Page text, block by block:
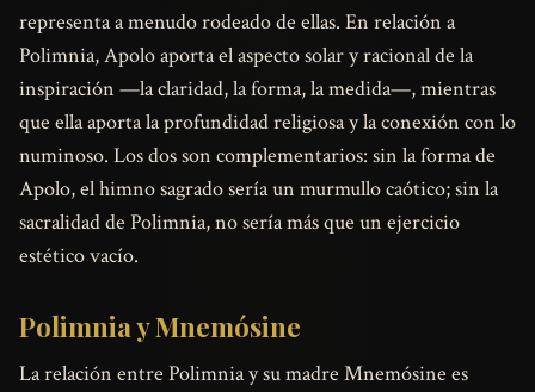
representa a menudo rodeado de ellas. En relación a
Polimnia, Apolo aporta el aspecto solar y racional de la
inspiración —la claridad, la forma, la medida—, mientras
que ella aporta la profundidad religiosa y la conexión con lo
numinoso. Los dos son complementarios: sin la forma de
Apolo, el himno sagrado sería un murmullo caótico; sin la
sacralidad de Polimnia, no sería más que un ejercicio
estético vacío.
Polimnia y Mnemósine
La relación entre Polimnia y su madre Mnemósine es